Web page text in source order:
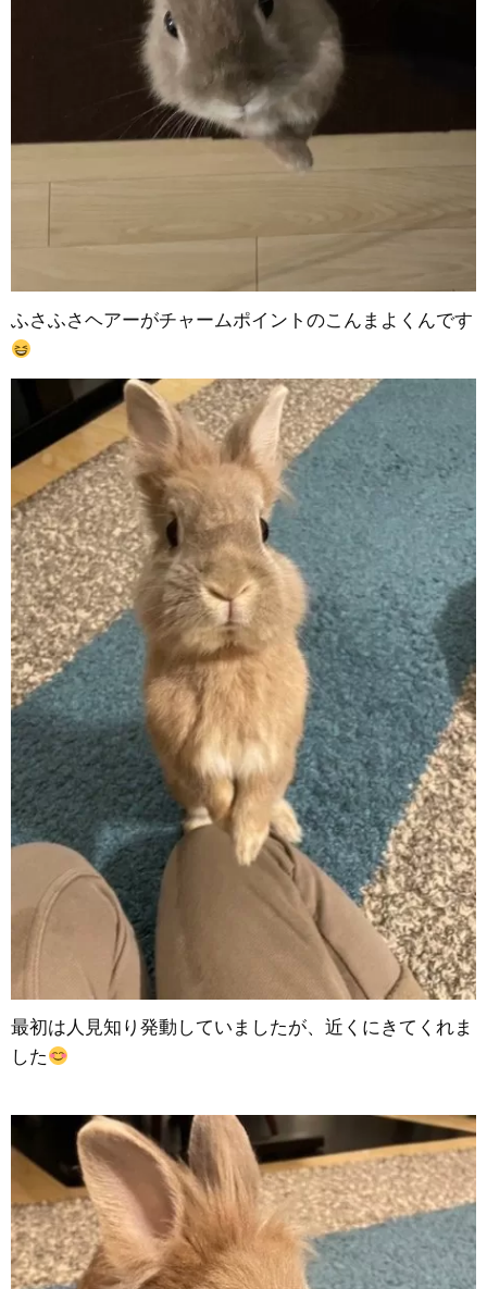
ふさふさヘアーがチャームポイントのこんまよくんです
最初は人見知り発動していましたが、近くにきてくれま
した